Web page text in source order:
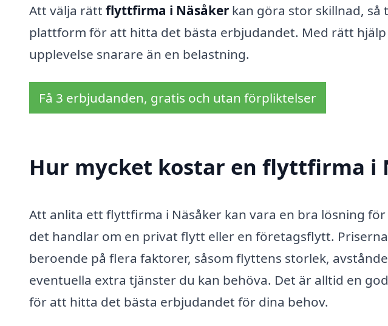
Att välja rätt flyttfirma i Näsåker kan göra stor skillnad,
plattform för att hitta det bästa erbjudandet. Med rätt
upplevelse snarare än en belastning.
Få 3 erbjudanden, gratis och utan förpliktelser
Hur mycket kostar en flyttfirma i
Att anlita ett flyttfirma i Näsåker kan vara en bra lösning
det handlar om en privat flytt eller en företagsflytt.
beroende på flera faktorer, såsom flyttens storlek,
eventuella extra tjänster du kan behöva. Det är alltid en
för att hitta det bästa erbjudandet för dina behov.